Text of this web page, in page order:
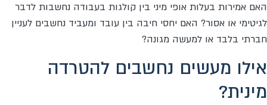
האם אמירות בעלות אופי מיני בין קולגות בעבודה נחשבות לדבר
לגיטימי או אסור? האם יחסי חיבה בין עובד ומעביד נחשבים לעניין
חברתי בלבד או למעשה מגונה?
אילו מעשים נחשבים להטרדה
מינית?